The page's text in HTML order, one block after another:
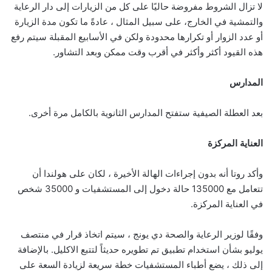
لا تزال الشروط مفروضة حاليًا على كل من الزيارات إلى دار الرعاية
والتمشية في الخارج، على سبيل المثال ، عادةً ما تكون مدة الزيارة
أو عدد الزوار أو تكرارها محدودة ولكن في الأسابيع المقبلة سيتم رفع
هذه القيود أكثر وأكثر في أقرب وقت ممكن وبعد التشاور.
المدارس
بعد العطلة الصيفية ستفتح المدارس الثانوية بالكامل مرة أخرى.
العناية المركزة
وأكد روتا أنه بدون إجراءات الهالة الأخيرة ، لكان على هولندا أن
تتعامل مع 135000 حالة دخول إلى المستشفيات و 35000 شخص
في العناية المركزة.
وفقًا لوزير الرعاية والصحة دي يونج ، سيتم اتخاذ قرار في منتصف
يوليو بشأن استخدام تطبيق تم تطويره حديثاً لتتبع الاكليل. بالإضافة
إلى ذلك ، يضع أطباء المستشفيات خطة سريعة لزيادة السعة على